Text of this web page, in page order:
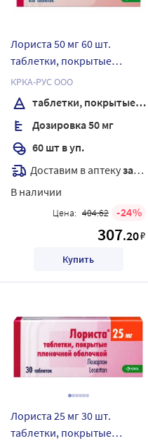
Лориста 50 мг 60 шт.
таблетки, покрытые
пленочной оболочкой
КРКА-РУС ООО
таблетки, покрытые пленочной оболочкой
Дозировка 50 мг
60 шт в уп.
Доставим в аптекузавтра
В наличии
Цена: 404.62 24
307.20₽
Купить
Лориста 25 мг 30 шт.
таблетки, покрытые